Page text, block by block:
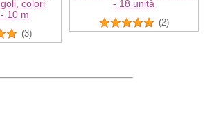
colori
10 m
(3)
- 18 unità
(2)